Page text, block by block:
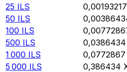
25 ILS 0,00193217
50 ILS
100 ILS
500 ILS 0,0386434
1 000 ILS 0,0772867
5 000 ILS 0,386434